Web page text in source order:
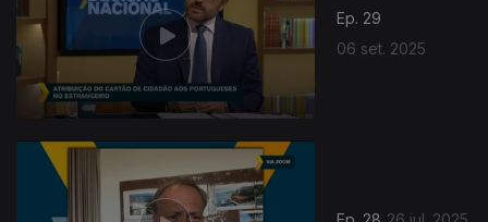
Ep. 29
06 set. 2025